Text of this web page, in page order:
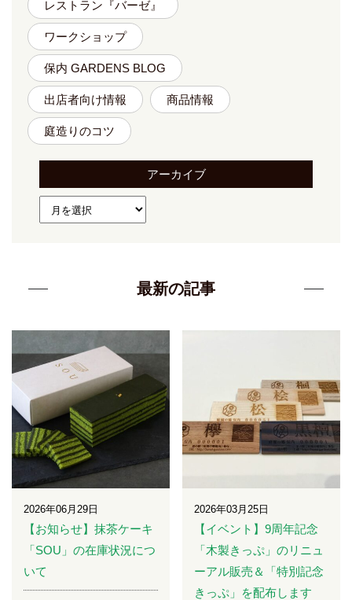
レストラン『バーゼ』
ワークショップ
保内 GARDENS BLOG
出店者向け情報 商品情報
庭造りのコツ
アーカイブ
最新の記事
2026年06月29日
【お知らせ】抹茶ケーキ
「SOU」の在庫状況につ
いて
2026年03月25日
【イベント】9周年記念
「木製きっぷ」のリニュ
ーアル販売＆「特別記念
きっぷ」を配布します